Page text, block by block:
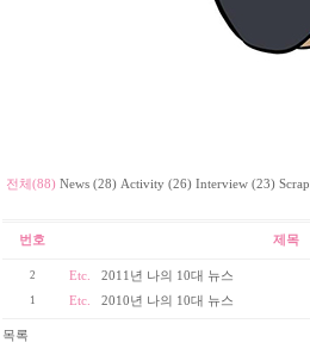
전체(88) News (28) Activity (26) Interview (23)
번호 제목
2 Etc. 2011년 나의 10대 뉴스
1 Etc. 2010년 나의 10대 뉴스
목록